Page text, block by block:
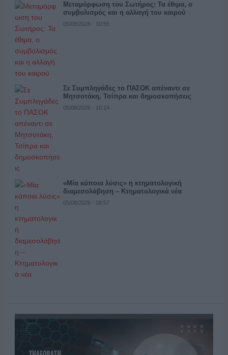
Μεταμόρφωση του Σωτήρος: Τα έθιμα, ο
συμβολισμός και η αλλαγή του καιρού
05/08/2026 - 10:55
Σε Συμπληγάδες το ΠΑΣΟΚ απέναντι σε
Μητσοτάκη, Τσίπρα και δημοσκοπήσεις
05/08/2026 - 10:14
«Μία κάποια λύσις» η κτηματολογική
διαμεσολάβηση – Κτηματολογικά νέα
05/08/2026 - 09:57